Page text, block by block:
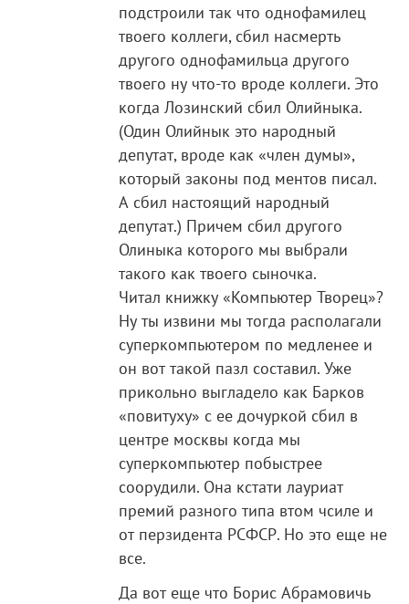
подстроили так что однофамилец
твоего коллеги, сбил насмерть
другого однофамильца другого
твоего ну что-то вроде коллеги. Это
когда Лозинский сбил Олийныка.
(Один Олийнык это народный
депутат, вроде как «член думы»,
который законы под ментов писал.
А сбил настоящий народный
депутат.) Причем сбил другого
Олиныка которого мы выбрали
такого как твоего сыночка.
Читал книжку «Компьютер Творец»?
Ну ты извини мы тогда располагали
суперкомпьютером по медленее и
он вот такой пазл составил. Уже
прикольно выгладело как Барков
«повитуху» с ее дочуркой сбил в
центре москвы когда мы
суперкомпьютер побыстрее
соорудили. Она кстати лауриат
премий разного типа втом чсиле и
от перзидента РСФСР. Но это еще не
все.
Да вот еще что Борис Абрамовичь